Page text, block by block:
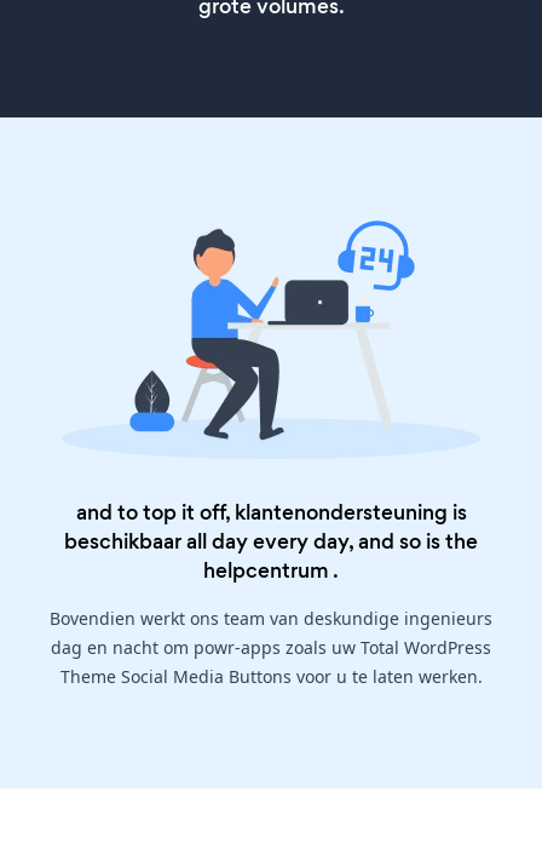
grote volumes.
and to top it off, klantenondersteuning is
beschikbaar all day every day, and so is the
helpcentrum .
Bovendien werkt ons team van deskundige ingenieurs
dag en nacht om powr-apps zoals uw Total WordPress
Theme Social Media Buttons voor u te laten werken.